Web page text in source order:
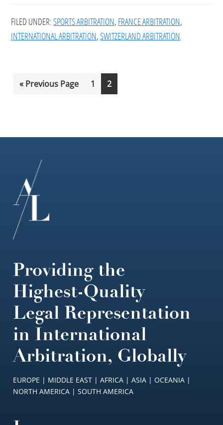
FILED UNDER:SPORTS ARBITRATION, FRANCE ARBITRATION,
INTERNATIONAL ARBITRATION,SWITZERLAND ARBITRATION
« Go
Previous Page
Go
1
Go
to
2
Footer
Providing the
Highest-Quality
Legal Representation
in International
Arbitration, Globally
EUROPE | MIDDLE EAST | AFRICA | ASIA | OCEANIA |
NORTH AMERICA | SOUTH AMERICA